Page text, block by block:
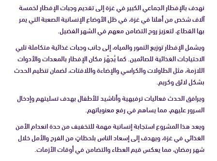
نهدف بالإفطار الجماعي الكبير في غزة إلى تقديم وجبات الإفطار لخمسة
آلاف شخص من أهلنا في غزة، في ظل الأوضاع الإنسانية الصعبة التي يمر
بها القطاع، لتعزيز روح التضامن معهم في الشهر الفضيل.
ويشمل الإفطار توزيع التمور والمياه، إلى جانب وجبات غذائية متكاملة تلبي
الاحتياجات الغذائية للصائمين. كما يُجهّز مكان الإفطار بالمعدات والأدوات
اللازمة، مثل الطاولات والكراسي والإضاءة واللافتات، لضمان تنظيم الحدث
بشكل لائق وكريم.
ويرافق الحدث فعاليات ترفيهية وأناشيد للأطفال بهدف تسليتهم وإدخال
السرور عليهم، مما يساهم في رفع معنوياتهم.
ويعد هذا المشروع استجابة إنسانية مهمة للتخفيف من حدة انعدام الأمن
الغذائي في غزة، ويهدف إلى إسعاد الناس بلحظاتٍ من الفرح والأمل خلال
شهر رمضان، مما يعكس قيم العطاء والتضامن في أوقات الأزمات.